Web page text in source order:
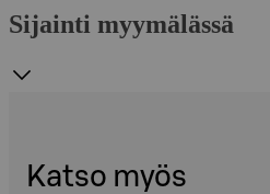
Sijainti myymälässä
Katso myös